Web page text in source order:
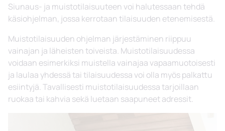
Siunaus- ja muistotilaisuuteen voi halutessaan tehdä
käsiohjelman, jossa kerrotaan tilaisuuden etenemisestä.
Muistotilaisuuden ohjelman järjestäminen riippuu
vainajan ja läheisten toiveista. Muistotilaisuudessa
voidaan esimerkiksi muistella vainajaa vapaamuotoisesti
ja laulaa yhdessä tai tilaisuudessa voi olla myös palkattu
esiintyjä. Tavallisesti muistotilaisuudessa tarjoillaan
ruokaa tai kahvia sekä luetaan saapuneet adressit.